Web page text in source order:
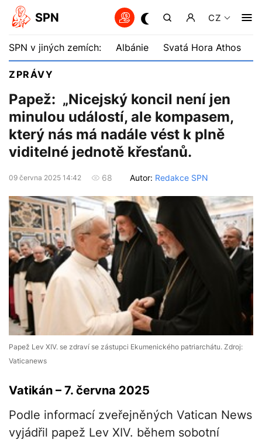
SPN CZ
SPN v jiných zemích: Albánie Svatá Hora Athos
ZPRÁVY
Papež: „Nicejský koncil není jen
minulou událostí, ale kompasem,
který nás má nadále vést k plně
viditelné jednotě křesťanů.
09 června 2025 14:42 68 Autor: Redakce SPN
Papež Lev XIV. se zdraví se zástupci Ekumenického patriarchátu. Zdroj:
Vaticanews
Vatikán – 7. června 2025
Podle informací zveřejněných Vatican News
vyjádřil papež Lev XIV. během sobotní